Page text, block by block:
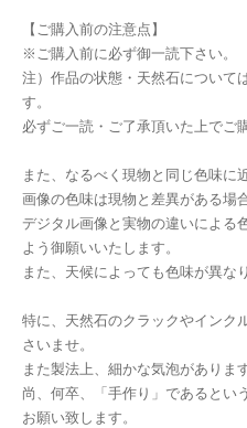
【ご購入前の注意点】
※ご購入前に必ず御一読下さい。
注）作品の状態・天然石について
す。
必ずご一読・ご了承頂いた上でご
また、なるべく現物と同じ色味に
画像の色味は現物と差異がある場
デジタル画像と実物の違いによる
よう御願いいたします。
また、天候によっても色味が異な
特に、天然石のクラックやインク
さいませ。
また製法上、細かな気泡があります
尚、何卒、「手作り」であるとい
お願い致します。